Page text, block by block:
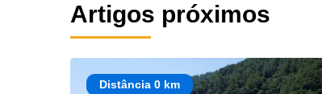
Artigos próximos
Distância 0 km